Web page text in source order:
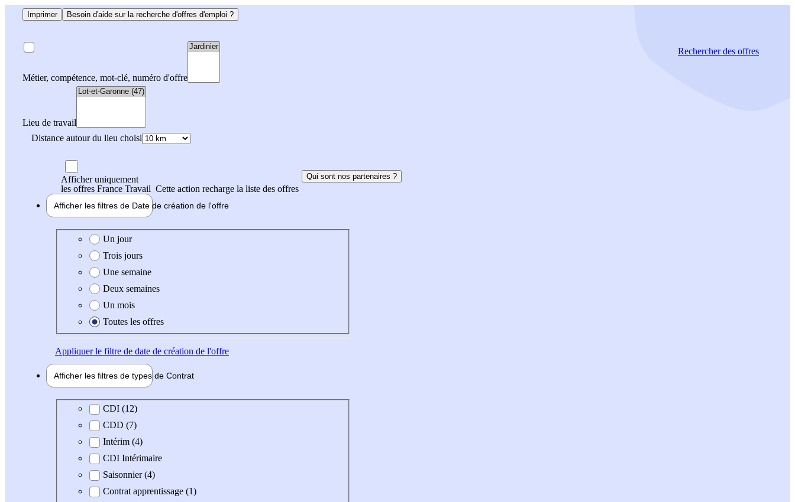
Imprimer Besoin d'aide sur la recherche d'offres d'emploi ?
Métier, compétence, mot-clé, numéro d'offre
Lieu de travail
Distance autour du lieu choisi
Rechercherdes offres
Afficher uniquement
les offres France Travail Cette action recharge la liste des offres
Qui sont nos partenaires ?
Afficher les filtres de Date de création de l'offre
Date de création de l'offre
Un jour
Trois jours
Une semaine
Deux semaines
Un mois
Toutes les offres
Appliquerle filtre de date de création de l'offre
Afficher les filtres de types de Contrat
Type de contratCDI (12)
CDD (7)
Intérim (4)
CDI Intérimaire
Saisonnier (4)
Contrat apprentissage (1)